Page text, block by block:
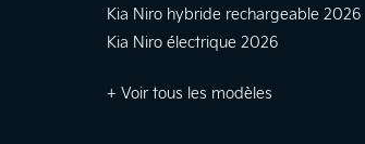
Kia Niro hybride rechargeable 2026
Kia Niro électrique 2026
+ Voir tous les modèles